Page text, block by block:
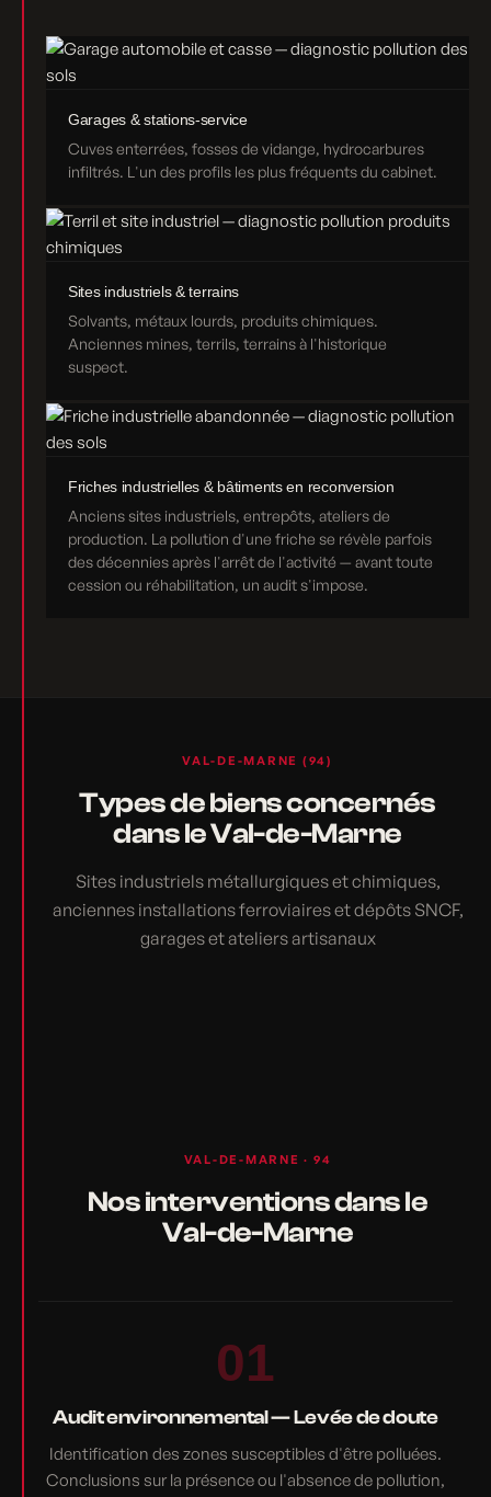
Garages & stations-service
Cuves enterrées, fosses de vidange, hydrocarbures
infiltrés. L'un des profils les plus fréquents du cabinet.
Sites industriels & terrains
Solvants, métaux lourds, produits chimiques.
Anciennes mines, terrils, terrains à l'historique
suspect.
Friches industrielles & bâtiments en reconversion
Anciens sites industriels, entrepôts, ateliers de
production. La pollution d'une friche se révèle parfois
des décennies après l'arrêt de l'activité — avant toute
cession ou réhabilitation, un audit s'impose.
VAL-DE-MARNE (94)
Types de biens concernés
dans le Val-de-Marne
Sites industriels métallurgiques et chimiques,
anciennes installations ferroviaires et dépôts SNCF,
garages et ateliers artisanaux
VAL-DE-MARNE · 94
Nos interventions dans le
Val-de-Marne
01
Audit environnemental — Levée de doute
Identification des zones susceptibles d'être polluées.
Conclusions sur la présence ou l'absence de pollution,